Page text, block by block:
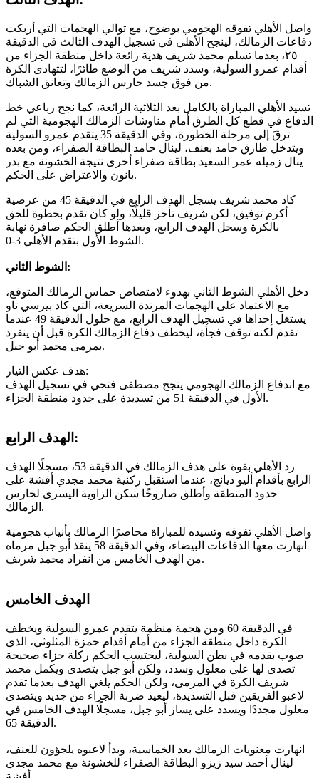
واصل الأهلي تفوقه الهجومي بوضوح، مع توالي الهجمات التي أربكت
دفاعات الزمالك، لينجح الأهلي في تسجيل الهدف الثالث في الدقيقة
٢٥، بعدما تسلم محمد شريف هدية رائعة داخل منطقة الجزاء من
أقدام عمرو السولية، وسدد شريف من الوضع طائرًا، لتتهادى الكرة
من فوق جسد حارس الزمالك وتعانق الشباك.
تسيد الأهلي المباراة بالكامل بعد الثلاثية الرائعة، كما نجح رباعي خط
الدفاع في قطع كل الطرق أمام مناوشات الزمالك الهجومية التي لم
ترقَ إلى مرحلة الخطورة، وفي الدقيقة 35 يتقدم عمرو السولية
ويتدخل طارق حامد بعنف، لينال حامد البطاقة الصفراء، ومن بعده
ينال زميله عمر السعيد بطاقة صفراء أخرى نتيجة الخشونة مع بدر
بانون والاعتراض على الحكم.
كاد محمد شريف يسجل الهدف الرابع في الدقيقة 45 من عرضية
أكرم توفيق، لكن شريف تأخر قليلًا، ولو كان تقدم بخطوة للحق
بالكرة وسجل الهدف الرابع، وبعدها أطلق الحكم صافرة نهاية
الشوط الأول بتقدم الأهلي 3-0.
الشوط الثاني:
دخل الأهلي الشوط الثاني بهدوء لامتصاص حماس الزمالك المتوقع،
مع الاعتماد على الهجمات المرتدة السريعة، التي كاد بيرسي تاو
يستغل إحداها في تسجيل الهدف الرابع، مع حلول الدقيقة 49 عندما
تقدم لكنه توقف فجأة، ليخطف دفاع الزمالك الكرة قبل أن ينفرد
بمرمى محمد أبو جبل.
هدف عكس التيار:
مع اندفاع الزمالك الهجومي ينجح مصطفى فتحي في تسجيل الهدف
الأول في الدقيقة 51 من تسديدة على حدود منطقة الجزاء.
الهدف الرابع:
رد الأهلي بقوة على هدف الزمالك في الدقيقة 53، مسجلًا الهدف
الرابع بأقدام أليو ديانج، عندما استقبل ركنية محمد مجدي أفشة على
حدود المنطقة وأطلق صاروخًا سكن الزاوية اليسرى لحارس
الزمالك.
واصل الأهلي تفوقه وتسيده للمباراة محاصرًا الزمالك بأنياب هجومية
انهارت معها الدفاعات البيضاء، وفي الدقيقة 58 ينقذ أبو جبل مرماه
من الهدف الخامس من انفراد محمد شريف.
في الدقيقة 60 ومن هجمة منظمة يتقدم عمرو السولية ويخطف
الكرة داخل منطقة الجزاء من أمام أقدام حمزة المثلوثي، الذي
صوب بقدمه في بطن السولية، ليحتسب الحكم ركلة جزاء صحيحة
تصدى لها علي معلول وسدد، ولكن أبو جبل يتصدى ويكمل محمد
شريف الكرة في المرمى، ولكن الحكم يلغي الهدف بعدما تقدم
لاعبو الفريقين قبل التسديدة، ليعيد ضربة الجزاء من جديد ويتصدى
معلول مجددًا ويسدد على يسار أبو جبل، مسجلًا الهدف الخامس في
الدقيقة 65.
انهارت معنويات الزمالك بعد الخماسية، وبدأ لاعبوه يلجؤون للعنف،
لينال أحمد سيد زيزو البطاقة الصفراء للخشونة مع محمد مجدي